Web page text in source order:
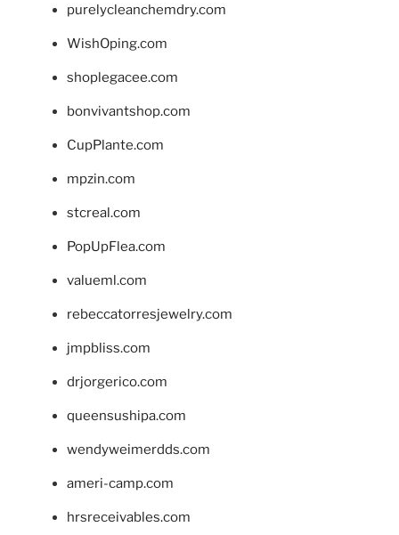
purelycleanchemdry.com
WishOping.com
shoplegacee.com
bonvivantshop.com
CupPlante.com
mpzin.com
stcreal.com
PopUpFlea.com
valueml.com
rebeccatorresjewelry.com
jmpbliss.com
drjorgerico.com
queensushipa.com
wendyweimerdds.com
ameri-camp.com
hrsreceivables.com